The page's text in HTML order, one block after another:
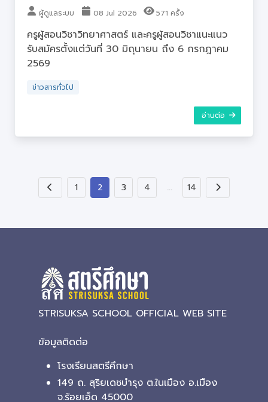
ผู้ดูแลระบบ 08 Jul 2026 571 ครั้ง
ครูผู้สอนวิชาวิทยาศาสตร์ และครูผู้สอนวิชาแนะแนว
รับสมัครตั้งแต่วันที่ 30 มิถุนายน ถึง 6 กรกฎาคม
2569
ข่าวสารทั่วไป
อ่านต่อ
1 2 3 4 … 14
STRISUKSA SCHOOL OFFICIAL WEB SITE
ข้อมูลติดต่อ
โรงเรียนสตรีศึกษา
149 ถ. สุริยเดชบำรุง ต.ในเมือง อ.เมือง
จ.ร้อยเอ็ด 45000